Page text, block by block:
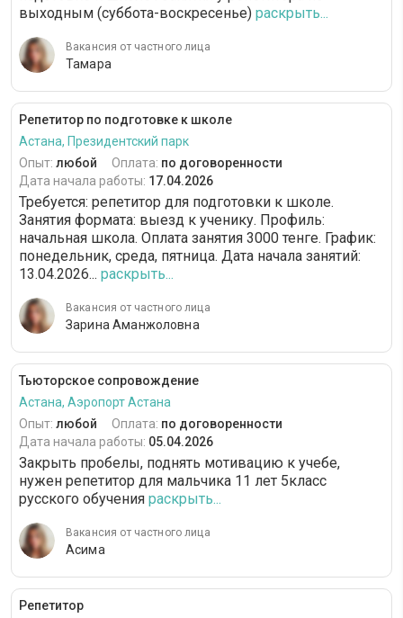
выходным (суббота-воскресенье) раскрыть...
Вакансия от частного лица
Тамара
Репетитор по подготовке к школе
Астана, Президентский парк
Опыт: любой Оплата: по договоренности
Дата начала работы: 17.04.2026
Требуется: репетитор для подготовки к школе.
Занятия формата: выезд к ученику. Профиль:
начальная школа. Оплата занятия 3000 тенге. График:
понедельник, среда, пятница. Дата начала занятий:
13.04.2026... раскрыть...
Вакансия от частного лица
Зарина Аманжоловна
Тьюторское сопровождение
Астана, Аэропорт Астана
Опыт: любой Оплата: по договоренности
Дата начала работы: 05.04.2026
Закрыть пробелы, поднять мотивацию к учебе,
нужен репетитор для мальчика 11 лет 5класс
русского обучения раскрыть...
Вакансия от частного лица
Асима
Репетитор